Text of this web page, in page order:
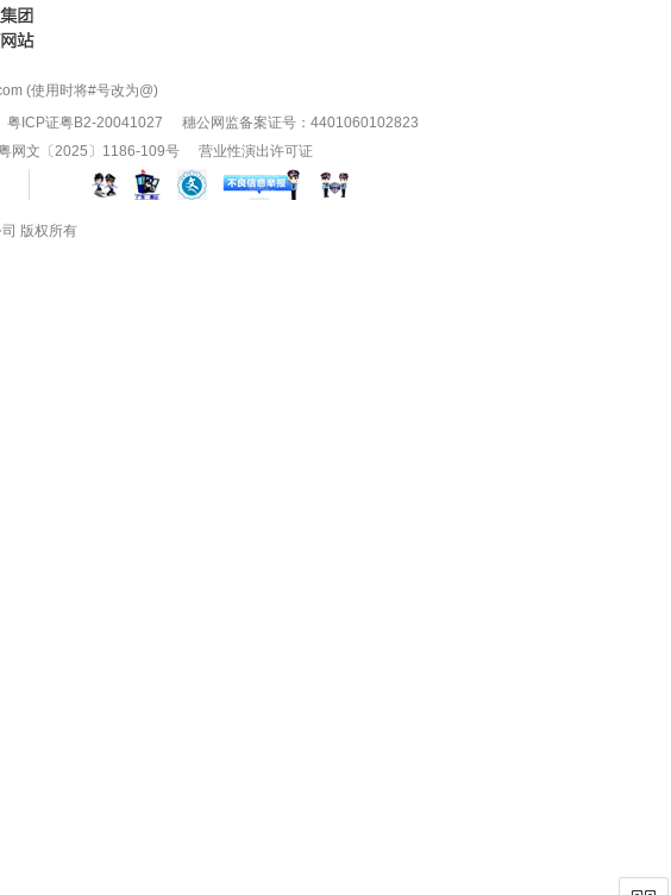
(使用时将#号改为@)
粤ICP证粤B2-20041027
穗公网监备案证号：4401060102823
网文〔2025〕1186-109号
营业性演出许可证
版权所有